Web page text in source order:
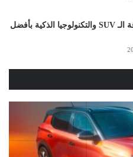
هافال H6.. أناقة الـ SUV والتكنولوجيا الذكية بأفضل